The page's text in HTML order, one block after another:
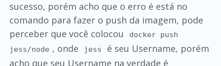
sucesso, porém acho que o erro é está no
comando para fazer o push da imagem, pode
perceber que você colocou
docker push
jess/node , onde jess
é seu Username, porém
acho que seu Username na verdade é